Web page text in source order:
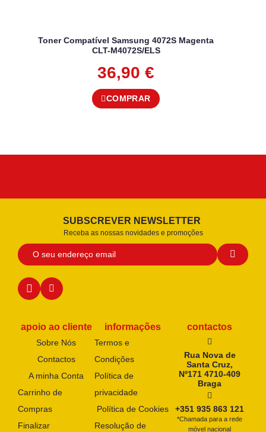
Toner Compatível Samsung 4072S Magenta
CLT-M4072S/ELS
36,90 €
COMPRAR
SUBSCREVER NEWSLETTER
Receba as nossas novidades e promoções
apoio ao cliente
Sobre Nós
Contactos
A minha Conta
Carrinho de
Compras
Finalizar
informações
Termos e
Condições
Política de
privacidade
Política de Cookies
Resolução de
contactos
Rua Nova de
Santa Cruz,
Nº171 4710-409
Braga
+351 935 863 121
*Chamada para a rede
móvel nacional